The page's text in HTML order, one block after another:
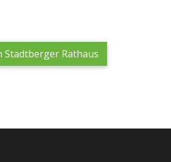
Stadtberger Rathaus